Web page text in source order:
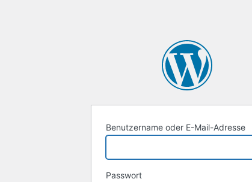
Benutzername oder E-Mail-Adresse
Passwort